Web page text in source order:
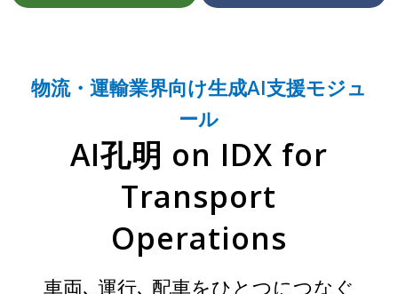
物流・運輸業界向け生成AI支援モジュ
ール
AI孔明 on IDX for
Transport
Operations
車両､ 運行､ 配車をひとつにつなぐ